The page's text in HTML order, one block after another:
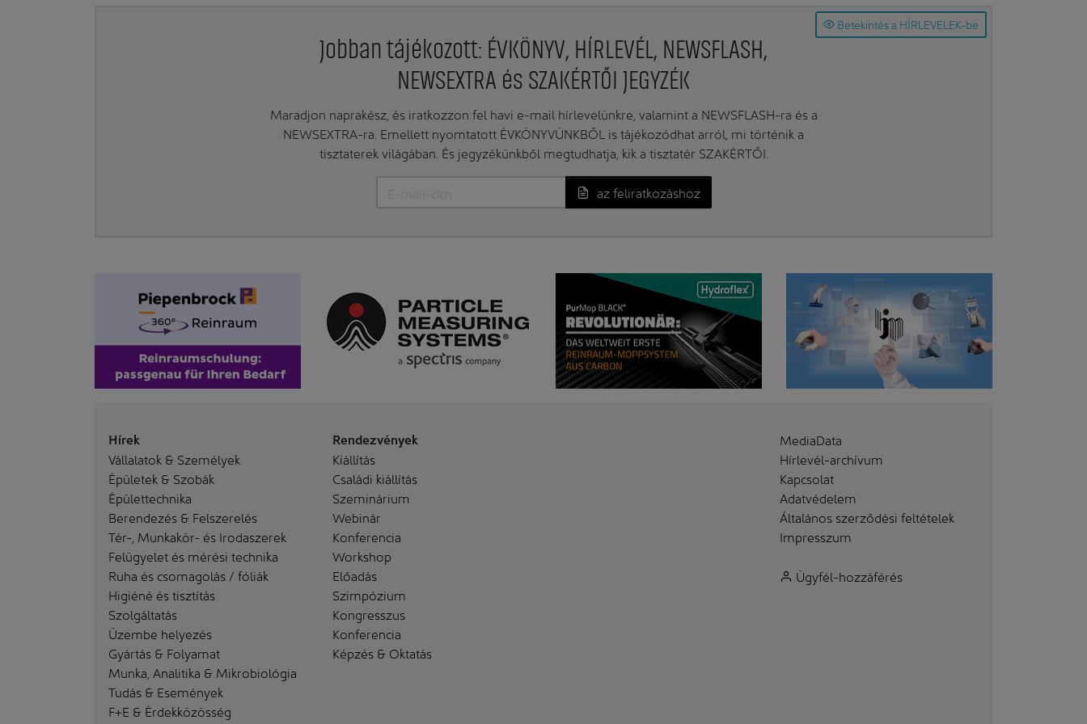
Betekintés a HÍRLEVELEK-be
Jobban tájékozott: ÉVKÖNYV, HÍRLEVÉL, NEWSFLASH,
NEWSEXTRA és SZAKÉRTŐI JEGYZÉK
Maradjon naprakész, és iratkozzon fel havi e-mail hírlevelünkre, valamint a NEWSFLASH-ra és a
NEWSEXTRA-ra. Emellett nyomtatott ÉVKÖNYVÜNKBŐL is tájékozódhat arról, mi történik a
tisztaterek világában. És jegyzékünkből megtudhatja, kik a tisztatér SZAKÉRTŐI.
az feliratkozáshoz
Hírek
Vállalatok & Személyek
Épületek & Szobák
Épülettechnika
Berendezés & Felszerelés
Tér-, Munkakör- és Irodaszerek
Felügyelet és mérési technika
Ruha és csomagolás / fóliák
Higiéné és tisztítás
Szolgáltatás
Üzembe helyezés
Gyártás & Folyamat
Munka, Analitika & Mikrobiológia
Tudás & Események
F+E & Érdekközösség
Rendezvények
Kiállítás
Családi kiállítás
Szeminárium
Webinár
Konferencia
Workshop
Előadás
Szimpózium
Kongresszus
Konferencia
Képzés & Oktatás
MediaData
Hírlevél-archívum
Kapcsolat
Adatvédelem
Általános szerződési feltételek
Impresszum
Ügyfél-hozzáférés